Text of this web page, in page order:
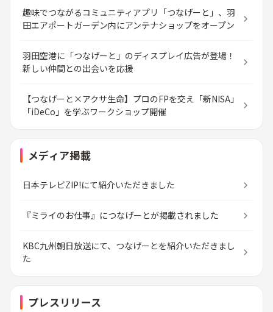
趣味でつながるコミュニティアプリ「つなげーと」、羽
田エアポートガーデン内にアンテナショップをオープン
羽田空港に「つなげーと」のディスプレイ広告が登場！
新しい仲間との出会いを応援
【つなげーと×アクサ生命】プロのFPを交え「新NISA」
「iDeCo」を学ぶワークショップ開催
メディア掲載
日本テレビZIP!にて紹介いただきました
『ミライのお仕事』につなげーとが掲載されました
KBC九州朝日放送にて、つなげーとを紹介いただきまし
た
プレスリリース